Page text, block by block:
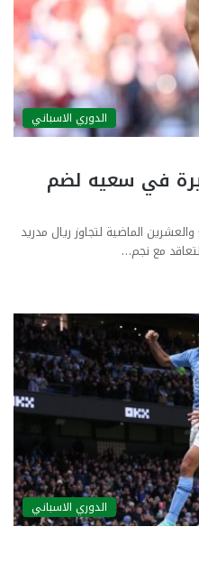
الدوري الاسباني
في سعيه لضم
الماضية لتجاوز ريال مدريد
مع نجم…
الدوري الاسباني